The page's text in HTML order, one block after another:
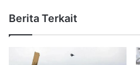
Berita Terkait